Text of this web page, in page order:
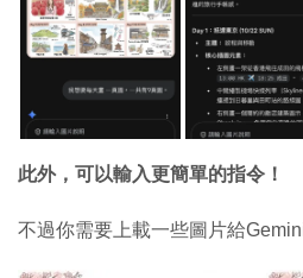
此外，可以輸入更簡單的指令！
不過你需要上載一些圖片給